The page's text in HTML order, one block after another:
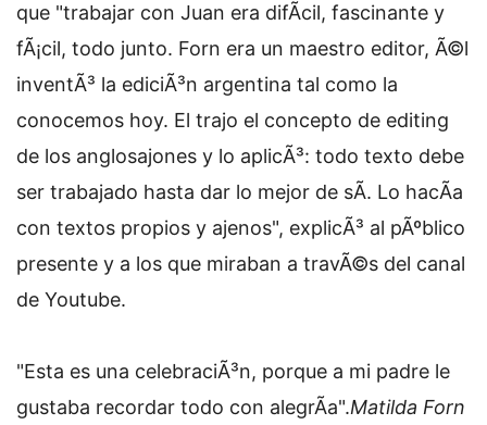
que "trabajar con Juan era difÃ­cil, fascinante y
fÃ¡cil, todo junto. Forn era un maestro editor, Ã©l
inventÃ³ la ediciÃ³n argentina tal como la
conocemos hoy. El trajo el concepto de editing
de los anglosajones y lo aplicÃ³: todo texto debe
ser trabajado hasta dar lo mejor de sÃ­. Lo hacÃ­a
con textos propios y ajenos", explicÃ³ al pÃºblico
presente y a los que miraban a travÃ©s del canal
de Youtube.
"Esta es una celebraciÃ³n, porque a mi padre le
gustaba recordar todo con alegrÃ­a".Matilda Forn